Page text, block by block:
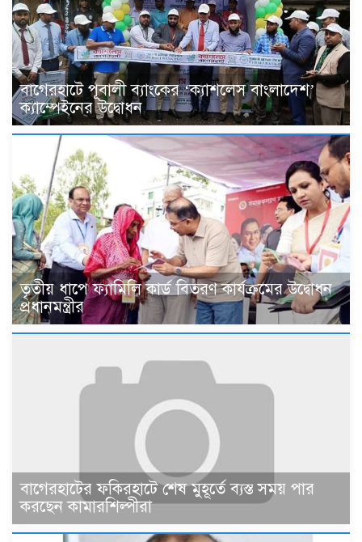
বাগেরহাটে পূবালী ব্যাংকের ‘ক্যাশলেস বাংলাদেশ’
ক্যাম্পেইনের উদ্বোধন
তৃতীয় ধাপে ফ্যামিলি কার্ড বিতরণ কার্যক্রমের উদ্বোধন
প্রধানমন্ত্রীর
বাগেরহাটের ফকিরহাটে শেষ মুহূর্তে ব্যস্ত সময় পার
করছেন কামারশিল্পীরা